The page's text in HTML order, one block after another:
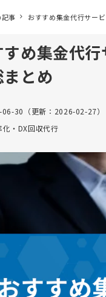
事 おすすめ集金代行サー
すめ集金代
まとめ
06-30 （更新： 2026-02-27）
化・DX回収代行